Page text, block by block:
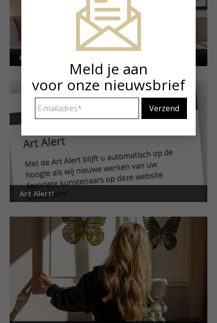
Kunstuitleen voor particulieren
Art Alert!
Meld je aan
voor onze nieuwsbrief
mailadres *